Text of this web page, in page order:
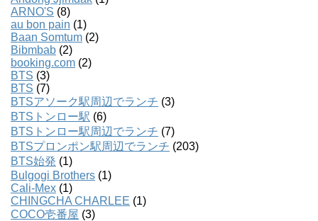
ARNO'S (8)
au bon pain (1)
Baan Somtum (2)
Bibmbab (2)
booking.com (2)
BTS (3)
BTS (7)
BTSアソーク駅周辺でランチ (3)
BTSトンロー駅 (6)
BTSトンロー駅周辺でランチ (7)
BTSプロンポン駅周辺でランチ (203)
BTS始発 (1)
Bulgogi Brothers (1)
Cali-Mex (1)
CHINGCHA CHARLEE (1)
COCO壱番屋 (3)